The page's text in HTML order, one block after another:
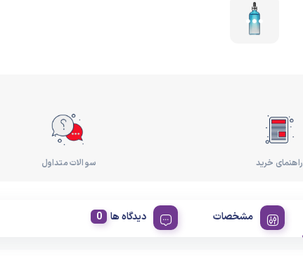
راهنمای خرید سوالات متداول
مشخصات دیدگاه ها